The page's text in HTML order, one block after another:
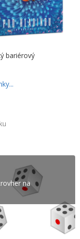
bariérový
na